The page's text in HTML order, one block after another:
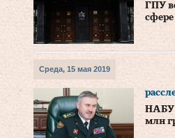
ГПУ
сфере
Среда, 15 мая 2019
НАБУ
млн